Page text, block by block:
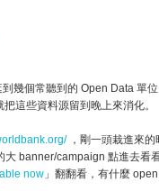
幾個常聽到的 Open Data 單
這些資料源留到晚上來消化。
，剛一頭栽進來的
banner/campaign 點進去看
now 」翻翻看，有什麼